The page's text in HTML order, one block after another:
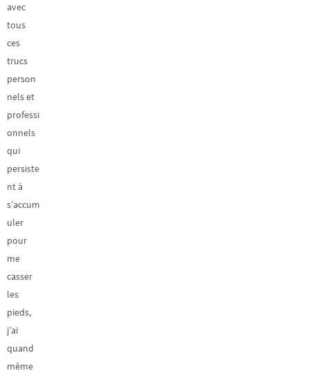
avec
tous
ces
trucs
person
nels et
professi
onnels
qui
persiste
nt à
s’accum
uler
pour
me
casser
les
pieds,
j’ai
quand
même